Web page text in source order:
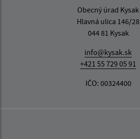
Obecný úrad Kysak
Hlavná ulica 146/28
044 81 Kysak
info@kysak.sk
+421 55 729 05 91
IČO: 00324400